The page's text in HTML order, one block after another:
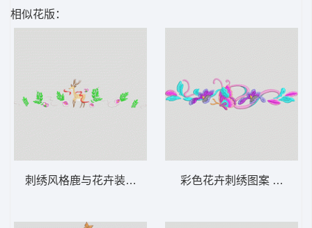
相似花版：
刺绣风格鹿与花卉装饰图案 梅花鹿 汉服彩色花卉刺绣图案 汉服